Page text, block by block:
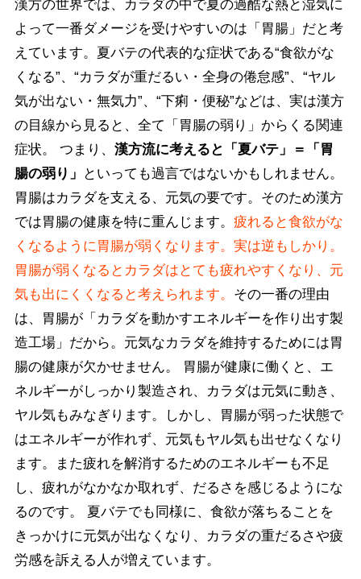
漢方の世界では、カラダの中で夏の過酷な熱と湿気に
よって一番ダメージを受けやすいのは「胃腸」だと考
えています。夏バテの代表的な症状である“食欲がな
くなる”、“カラダが重だるい・全身の倦怠感”、“ヤル
気が出ない・無気力”、“下痢・便秘”などは、実は漢方
の目線から見ると、全て「胃腸の弱り」からくる関連
症状。 つまり、 漢方流に考えると「夏バテ」＝「胃
腸の弱り」
といっても過言ではないかもしれません。
胃腸はカラダを支える、元気の要です。そのため漢方
では胃腸の健康を特に重んじます。 疲れると食欲がな
くなるように胃腸が弱くなります。実は逆もしかり。
胃腸が弱くなるとカラダはとても疲れやすくなり、元
気も出にくくなると考えられます。 その一番の理由
は、胃腸が「カラダを動かすエネルギーを作り出す製
造工場」だから。元気なカラダを維持するためには胃
腸の健康が欠かせません。 胃腸が健康に働くと、エ
ネルギーがしっかり製造され、カラダは元気に動き、
ヤル気もみなぎります。しかし、胃腸が弱った状態で
はエネルギーが作れず、元気もヤル気も出せなくなり
ます。また疲れを解消するためのエネルギーも不足
し、疲れがなかなか取れず、だるさを感じるようにな
るのです。 夏バテでも同様に、食欲が落ちることを
きっかけに元気が出なくなり、カラダの重だるさや疲
労感を訴える人が増えています。